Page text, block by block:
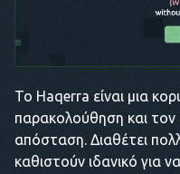
Το Haqerra είναι μια
παρακολούθηση και
απόσταση. Διαθέτει
καθιστούν ιδανικό για